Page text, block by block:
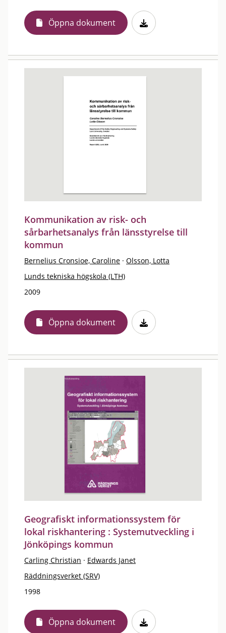
Öppna dokument
Kommunikation av risk- och
sårbarhetsanalys från länsstyrelse till
kommun
Bernelius Cronsioe, Caroline · Olsson, Lotta
Lunds tekniska högskola (LTH)
2009
Öppna dokument
Geografiskt informationssystem för
lokal riskhantering : Systemutveckling i
Jönköpings kommun
Carling Christian · Edwards Janet
Räddningsverket (SRV)
1998
Öppna dokument